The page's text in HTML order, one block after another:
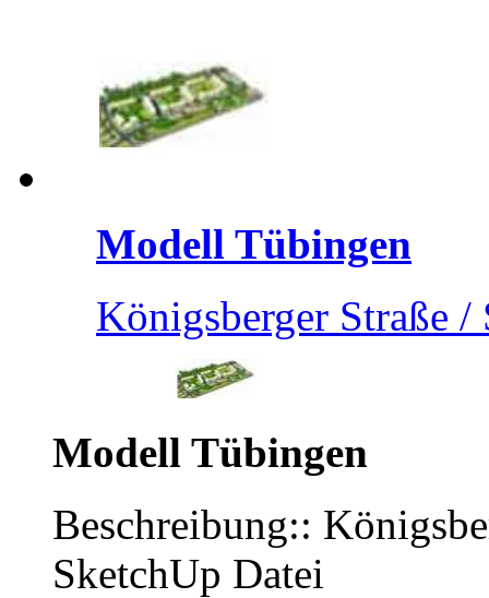
Modell Tübingen
Königsberger Straße
Modell Tübingen
Beschreibung::
SketchUp Datei